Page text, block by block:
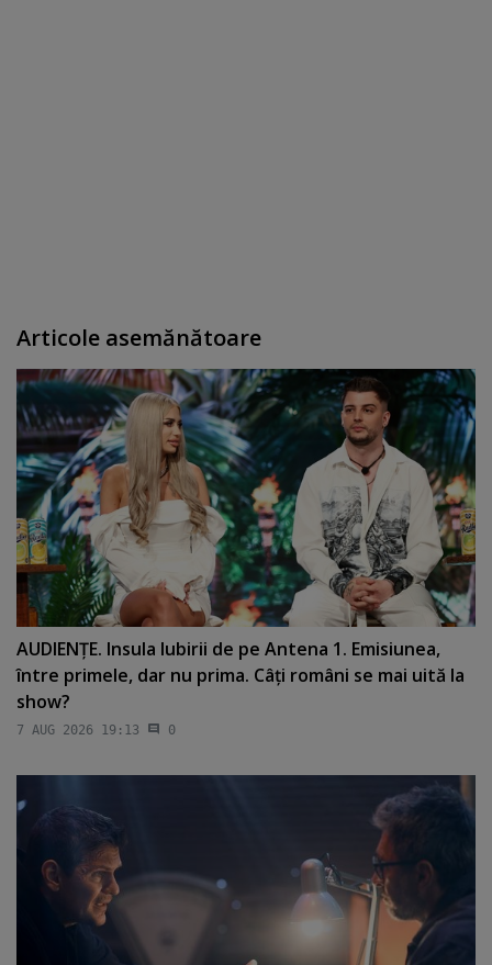
Articole asemănătoare
AUDIENŢE. Insula Iubirii de pe Antena 1. Emisiunea,
între primele, dar nu prima. Câţi români se mai uită la
show?
7 AUG 2026 19:13 0